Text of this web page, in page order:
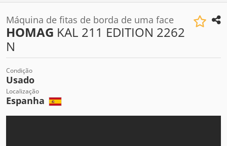
Máquina de fitas de borda de uma face
HOMAG KAL 211 EDITION 2262
N
Condição
Usado
Localização
Espanha